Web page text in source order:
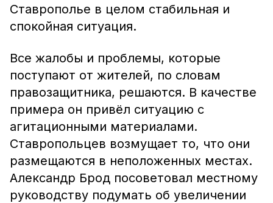
Ставрополье в целом стабильная и
спокойная ситуация.
Все жалобы и проблемы, которые
поступают от жителей, по словам
правозащитника, решаются. В качестве
примера он привёл ситуацию с
агитационными материалами.
Ставропольцев возмущает то, что они
размещаются в неположенных местах.
Александр Брод посоветовал местному
руководству подумать об увеличении